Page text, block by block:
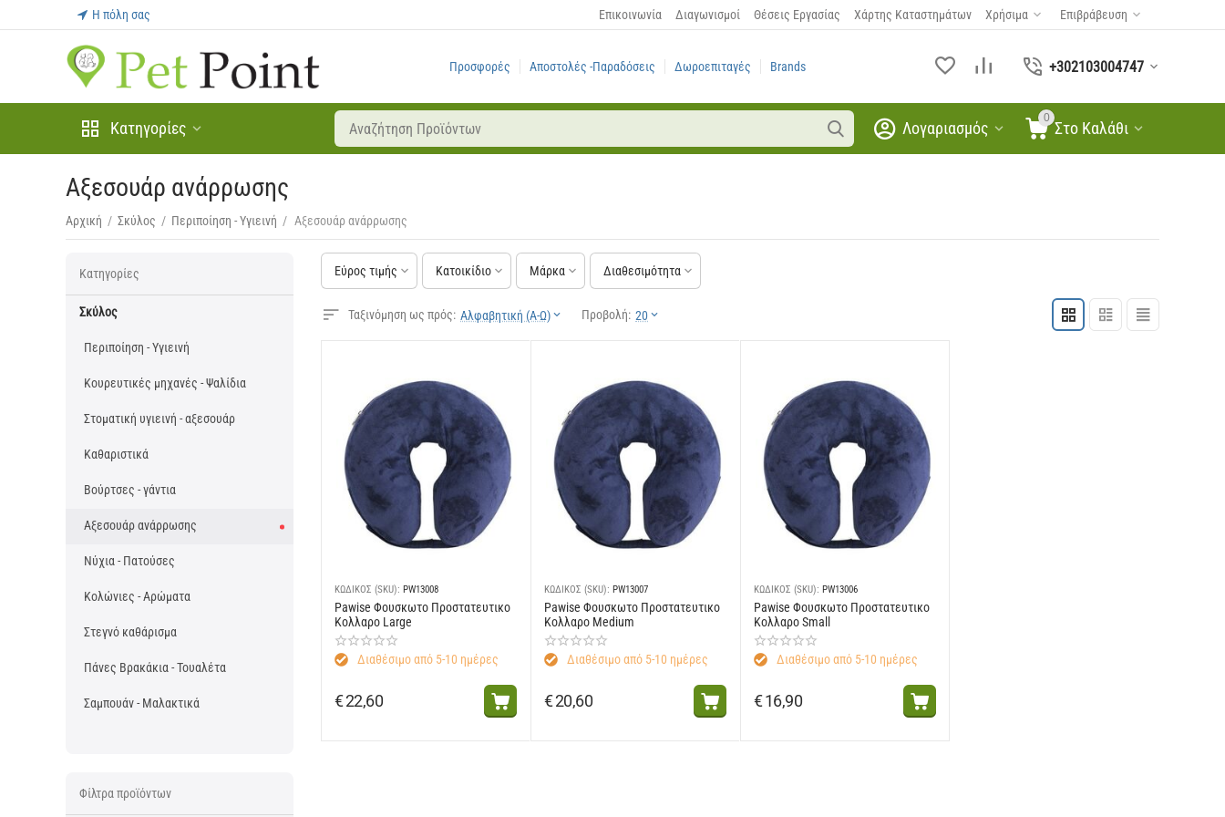
Η πόλη σας Επικοινωνία Διαγωνισμοί Θέσεις Εργασίας Χάρτης Καταστημάτων Χρήσιμα Επιβράβευση
Προσφορές Αποστολές -Παραδόσεις Δωροεπιταγές Brands +302103004747
Κατηγορίες
0
Στο Καλάθι
Λογαριασμός
Αξεσουάρ ανάρρωσης
Αρχική / Σκύλος / Περιποίηση - Υγιεινή / Αξεσουάρ ανάρρωσης
Εύρος τιμής Κατοικίδιο Μάρκα Διαθεσιμότητα
Ταξινόμηση ως πρός: Αλφαβητική (Α-Ω) Προβολή: 20
ΚΩΔΙΚΟΣ (SKU): PW13008
Pawise Φουσκωτο Προστατευτικο
Κολλαρο Large
Διαθέσιμο από 5-10 ημέρες
€22,60
ΚΩΔΙΚΟΣ (SKU): PW13007
Pawise Φουσκωτο Προστατευτικο
Κολλαρο Medium
Διαθέσιμο από 5-10 ημέρες
€20,60
ΚΩΔΙΚΟΣ (SKU): PW13006
Pawise Φουσκωτο Προστατευτικο
Κολλαρο Small
Διαθέσιμο από 5-10 ημέρες
€16,90
Κατηγορίες
Σκύλος
Περιποίηση - Υγιεινή
Κουρευτικές μηχανές - Ψαλίδια
Στοματική υγιεινή - αξεσουάρ
Καθαριστικά
Βούρτσες - γάντια
Αξεσουάρ ανάρρωσης
Νύχια - Πατούσες
Κολώνιες - Αρώματα
Στεγνό καθάρισμα
Πάνες Βρακάκια - Τουαλέτα
Σαμπουάν - Μαλακτικά
Φίλτρα προϊόντων